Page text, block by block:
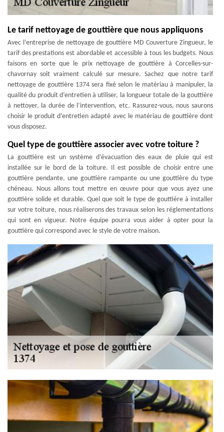
Le tarif nettoyage de gouttière que nous appliquons
Avec l’entreprise de nettoyage de gouttière MD Couverture Zingueur, le
tarif des prestations est abordable et accessible à tous les budgets. Nous
faisons en sorte que le prix nettoyage de gouttière à Corcelles-sur-
chavornay soit vraiment calculé sur mesure. Sachez que notre tarif
nettoyage de gouttière 1374 sera fixé selon le matériau à manipuler, la
qualité du produit d’entretien à utiliser, la longueur totale de la gouttière
à nettoyer, la durée de l’intervention, etc. Rassurez-vous, nous saurons
choisir le produit d’entretien adapté avec le matériau de gouttière dont
vous disposez.
Quel type de gouttière associer avec votre toiture ?
La gouttière est un système d’évacuation des eaux de pluie qui est
installée sur le bord de la toiture. Il est possible de choisir entre une
gouttière pendante, une gouttière rampante ou une gouttière du type
chéneau. Nous allons tout mettre en œuvre pour que vous ayez une
gouttière solide et durable. Quel que soit le type de gouttière à installer
sur votre toiture, nous réaliserons des travaux selon les réglementations
qui sont en vigueur. Notre équipe pourra vous aider à opter pour la
gouttière qui correspond avec le style de votre maison.